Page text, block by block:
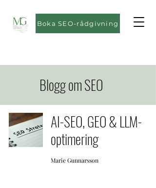
Boka SEO-rådgivning
Blogg om SEO
AI-SEO, GEO & LLM-
optimering
Marie Gunnarsson